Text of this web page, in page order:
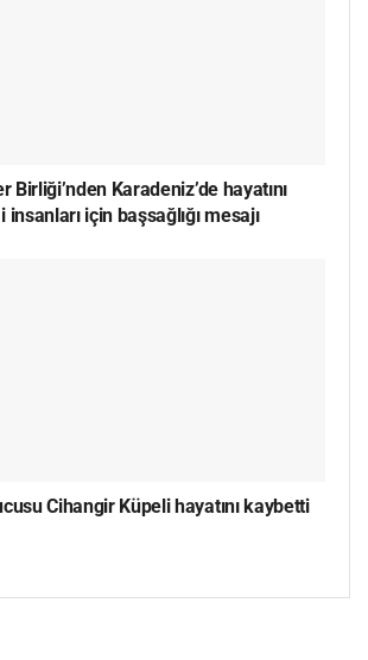
Karadeniz’de hayatını
için başsağlığı mesajı
Cihangir Küpeli hayatını kaybetti